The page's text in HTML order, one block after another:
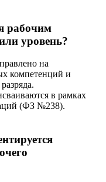
рабочим
уровень?
на
компетенций и
в рамках
(ФЗ №238).